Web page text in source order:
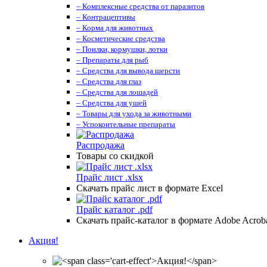
– Комплексные средства от паразитов
– Контрацептивы
– Корма для животных
– Косметические средства
– Поилки, кормушки, лотки
– Препараты для рыб
– Средства для вывода шерсти
– Средства для глаз
– Средства для лошадей
– Средства для ушей
– Товары для ухода за животными
– Успокоительные препараты
Распродажа
Товары со скидкой
Прайс лист .xlsx
Скачать прайс лист в формате Excel
Прайс каталог .pdf
Скачать прайс-каталог в формате Adobe
Акция!